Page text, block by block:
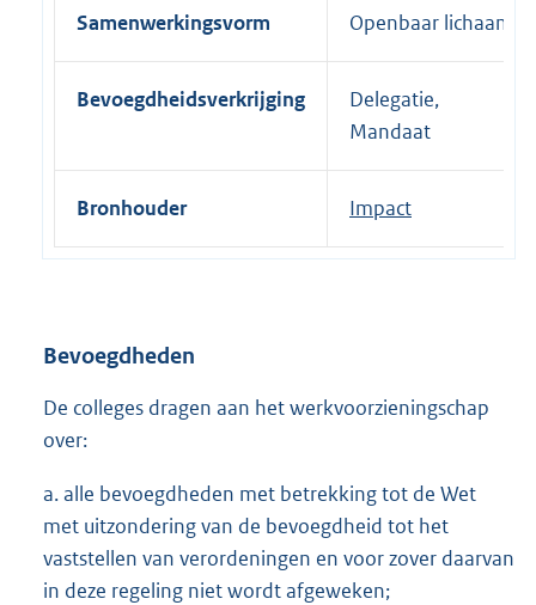
Samenwerkingsvorm Openbaar lichaam
Bevoegdheidsverkrijging
Delegatie,
Mandaat
Bronhouder Impact
Bevoegdheden
De colleges dragen aan het werkvoorzieningschap
over:
a. alle bevoegdheden met betrekking tot de Wet
met uitzondering van de bevoegdheid tot het
vaststellen van verordeningen en voor zover daarvan
in deze regeling niet wordt afgeweken;